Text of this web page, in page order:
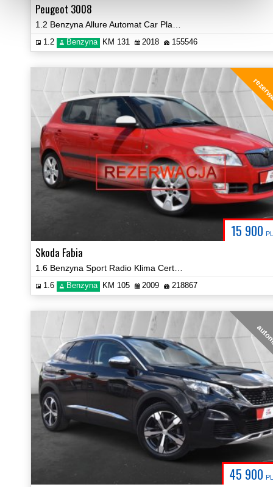
Peugeot 3008
1.2 Benzyna KM 131 2018 155546
15 900
Skoda Fabia
1.6 Benzyna KM 105 2009 218867
45 900